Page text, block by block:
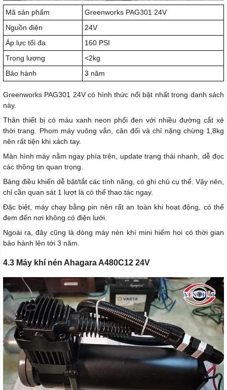
Mã sản phẩm
Greenworks PAG301 24V
Nguồn điện
24V
Áp lực tối đa
160 PSI
Trọng lượng
<2kg
Bảo hành
3 năm
Greenworks PAG301 24V có hình thức nổi bật nhất trong danh sách
này.
Thân thiết bị có màu xanh neon phối đen với nhiều đường cắt xẻ
thời trang. Phom máy vuông vắn, cân đối và chỉ nặng chừng 1,8kg
nên rất tiện khi xách tay.
Màn hình máy nằm ngay phía trên, update trạng thái nhanh, dễ đọc
các thông tin quan trọng.
Bảng điều khiển dễ bật/tắt các tính năng, có ghi chú cụ thể. Vậy nên,
chỉ cần quan sát 1 lượt là có thể thao tác ngay.
Đặc biệt, máy chạy bằng pin nên rất an toàn khi hoạt động, có thể
đem đến nơi không có điện lưới.
Ngoài ra, đây cũng là dòng máy nén khí mini hiếm hoi có thời gian
bảo hành lên tới 3 năm.
4.3 Máy khí nén Ahagara A480C12 24V